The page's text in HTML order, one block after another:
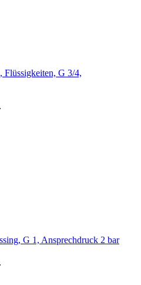
Flüssigkeiten, G 3/4,
G 1, Ansprechdruck 2 bar